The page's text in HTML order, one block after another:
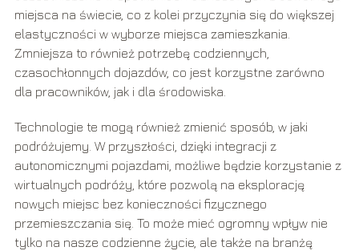
miejsca na świecie, co z kolei przyczynia się do większej
elastyczności w wyborze miejsca zamieszkania.
Zmniejsza to również potrzebę codziennych,
czasochłonnych dojazdów, co jest korzystne zarówno
dla pracowników, jak i dla środowiska.
Technologie te mogą również zmienić sposób, w jaki
podróżujemy. W przyszłości, dzięki integracji z
autonomicznymi pojazdami, możliwe będzie korzystanie z
wirtualnych podróży, które pozwolą na eksplorację
nowych miejsc bez konieczności fizycznego
przemieszczania się. To może mieć ogromny wpływ nie
tylko na nasze codzienne życie, ale także na branżę